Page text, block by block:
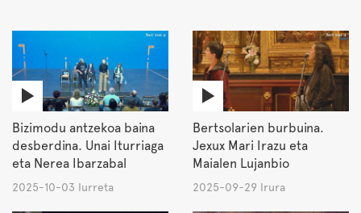
Bizimodu antzekoa baina
desberdina. Unai Iturriaga
eta Nerea Ibarzabal
2025-10-03 Iurreta
Bertsolarien burbuina.
Jexux Mari Irazu eta
Maialen Lujanbio
2025-09-29 Irura